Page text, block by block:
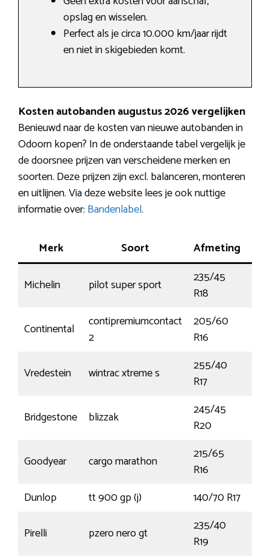
opslag en wisselen.
Perfect als je circa 10.000 km/jaar rijdt
en niet in skigebieden komt.
Kosten autobanden augustus 2026 vergelijken
Benieuwd naar de kosten van nieuwe autobanden in
Odoorn kopen? In de onderstaande tabel vergelijk je
de doorsnee prijzen van verscheidene merken en
soorten. Deze prijzen zijn excl. balanceren, monteren
en uitlijnen. Via deze website lees je ook nuttige
informatie over: Bandenlabel.
Merk Soort Afmeting
Michelin pilot super sport
235/45
R18
Continental
contipremiumcontact
2
205/60
R16
Vredestein wintrac xtreme s
255/40
R17
Bridgestone blizzak
245/45
R20
Goodyear cargo marathon
215/65
R16
Dunlop
tt 900 gp (j) 140/70 R17
Pirelli
pzero nero gt
235/40
R19